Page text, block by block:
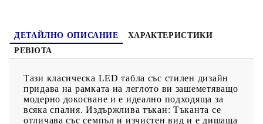
ДЕТАЙЛНО ОПИСАНИЕ
ХАРАКТЕРИСТИКИ
РЕВЮТА
Тази класическа LED табла със стилен дизайн
придава на рамката на леглото ви зашеметяващо
модерно докосване и е идеално подходяща за
всяка спалня. Издържлива тъкан: Тъканта се
отличава със семпъл и изчистен вид и е дишаща